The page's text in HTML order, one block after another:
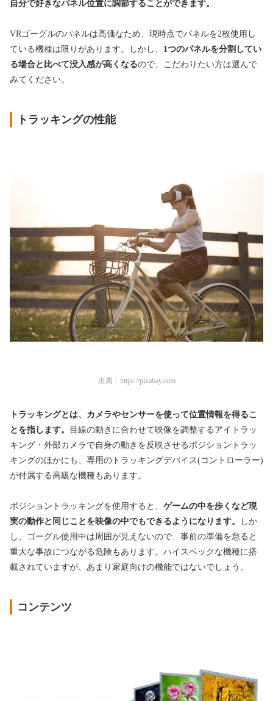
自分で好きなパネル位置に調節することができます。
VRゴーグルのパネルは高価なため、現時点でパネルを2枚使用し
ている機種は限りがあります。しかし、 1つのパネルを分割してい
る場合と比べて没入感が高くなるので、こだわりたい方は選んで
みてください。
トラッキングの性能
出典： https://pixabay.com
トラッキングとは、カメラやセンサーを使って位置情報を得るこ
とを指します。
目線の動きに合わせて映像を調整するアイトラッ
キング・外部カメラで自身の動きを反映させるポジショントラッ
キングのほかにも、専用のトラッキングデバイス(コントローラー)
が付属する高級な機種もあります。
ポジショントラッキングを使用すると、 ゲームの中を歩くなど現
実の動作と同じことを映像の中でもできるようになります。
しか
し、ゴーグル使用中は周囲が見えないので、事前の準備を怠ると
重大な事故につながる危険もあります。ハイスペックな機種に搭
載されていますが、あまり家庭向けの機能ではないでしょう。
コンテンツ